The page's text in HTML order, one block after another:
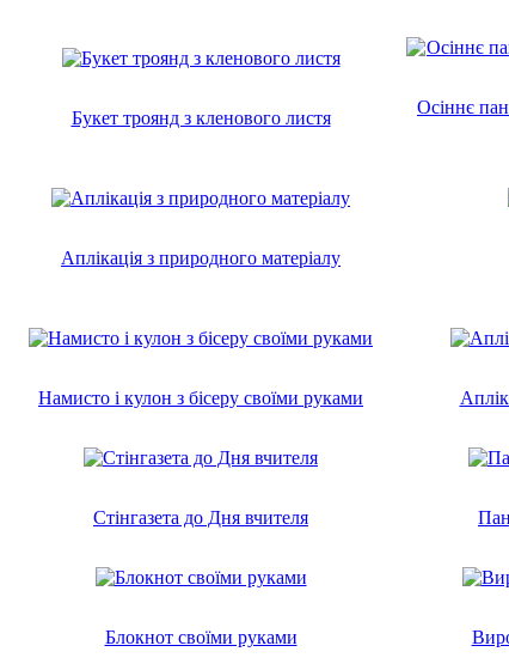
Букет троянд з кленового листя
Осіннє
Аплікація з природного матеріалу
Намисто і кулон з бісеру своїми руками
Стінгазета до Дня вчителя
Блокнот своїми руками